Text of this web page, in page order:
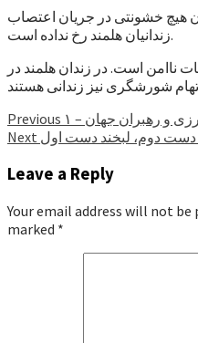
هیچ خشونتی در جریان اعتصاب
زندانیان هلمند رخ نداده است.
ناامن است. در زندان هلمند در
Continue
Reading
Previous
و رهبران جهان – ۱
Next دوم، لبخند دست اول
Leave a Reply
Your email address will not be
marked *